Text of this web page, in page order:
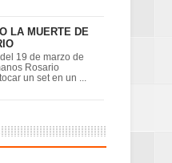
LA MUERTE DE
19 de marzo de
Rosario
un set en un ...